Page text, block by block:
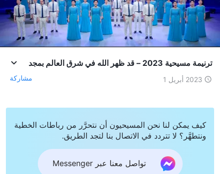
ترنيمة مسيحية 2023 – قد ظهر الله في شرق العالم بمجد
2023 أبريل 1 مشاركة
كيف يمكن لنا نحن المسيحيون أن نتحرَّر من رباطات الخطية
ونتطهَّر؟ لا تتردد في الاتصال بنا لتجد الطريق.
تواصل معنا عبر Messenger